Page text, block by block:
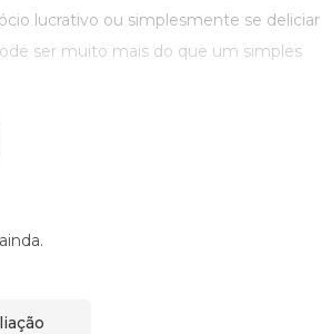
lucrativo ou simplesmente se deliciar
ser muito mais do que um simples